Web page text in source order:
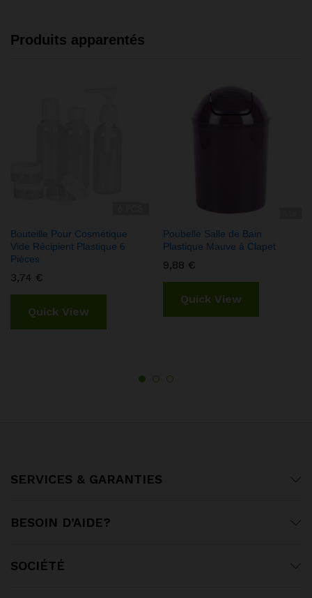
Produits apparentés
Bouteille Pour Cosmétique
Vide Récipient Plastique 6
Pièces
3,74 €
Quick View
Poubelle Salle de Bain
Plastique Mauve à Clapet
9,88 €
Quick View
SERVICES & GARANTIES
BESOIN D’AIDE?
SOCIÉTÉ